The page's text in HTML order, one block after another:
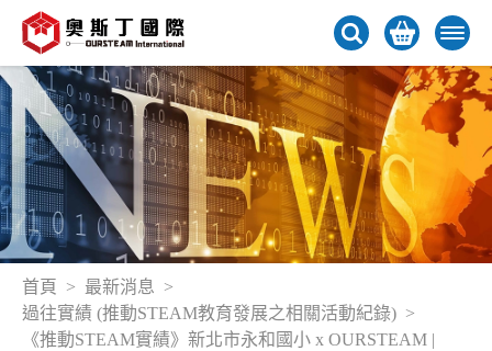
首頁
最新消息
過往實績 (推動STEAM教育發展之相關活動紀錄)
《推動STEAM實績》新北市永和國小 x OURSTEAM |